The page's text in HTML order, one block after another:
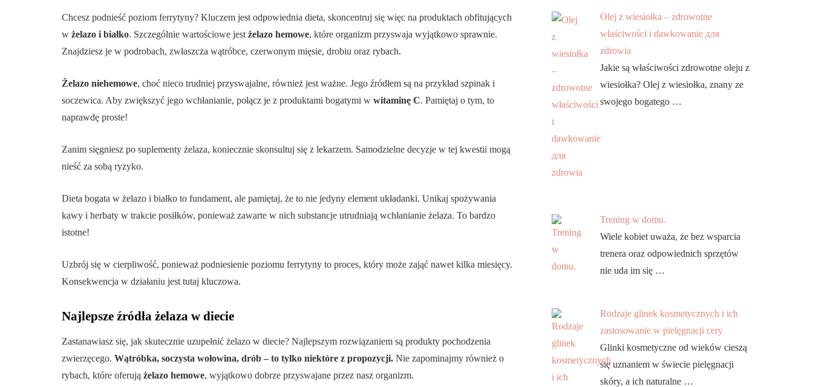
Chcesz podnieść poziom ferrytyny? Kluczem jest odpowiednia dieta, skoncentruj się więc na produktach obfitujących
w żelazo i białko. Szczególnie wartościowe jest żelazo hemowe, które organizm przyswaja wyjątkowo sprawnie.
Znajdziesz je w podrobach, zwłaszcza wątróbce, czerwonym mięsie, drobiu oraz rybach.
Żelazo niehemowe, choć nieco trudniej przyswajalne, również jest ważne. Jego źródłem są na przykład szpinak i
soczewica. Aby zwiększyć jego wchłanianie, połącz je z produktami bogatymi w witaminę C. Pamiętaj o tym, to
naprawdę proste!
Zanim sięgniesz po suplementy żelaza, koniecznie skonsultuj się z lekarzem. Samodzielne decyzje w tej kwestii mogą
nieść za sobą ryzyko.
Dieta bogata w żelazo i białko to fundament, ale pamiętaj, że to nie jedyny element układanki. Unikaj spożywania
kawy i herbaty w trakcie posiłków, ponieważ zawarte w nich substancje utrudniają wchłanianie żelaza. To bardzo
istotne!
Uzbrój się w cierpliwość, ponieważ podniesienie poziomu ferrytyny to proces, który może zająć nawet kilka miesięcy.
Konsekwencja w działaniu jest tutaj kluczowa.
Najlepsze źródła żelaza w diecie
Zastanawiasz się, jak skutecznie uzupełnić żelazo w diecie? Najlepszym rozwiązaniem są produkty pochodzenia
zwierzęcego. Wątróbka, soczysta wołowina, drób – to tylko niektóre z propozycji. Nie zapominajmy również o
rybach, które oferują żelazo hemowe, wyjątkowo dobrze przyswajane przez nasz organizm.
Olej z wiesiołka – zdrowotne
właściwości i dawkowanie для
zdrowia
Jakie są właściwości zdrowotne oleju z
wiesiołka? Olej z wiesiołka, znany ze
swojego bogatego …
Trening w domu.
Wiele kobiet uważa, że bez wsparcia
trenera oraz odpowiednich sprzętów
nie uda im się …
Rodzaje glinek kosmetycznych i ich
zastosowanie w pielęgnacji cery
Glinki kosmetyczne od wieków cieszą
się uznaniem w świecie pielęgnacji
skóry, a ich naturalne …